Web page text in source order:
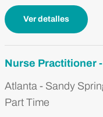
Ver detalles
Nurse Practitioner
Atlanta - Sandy
Part Time